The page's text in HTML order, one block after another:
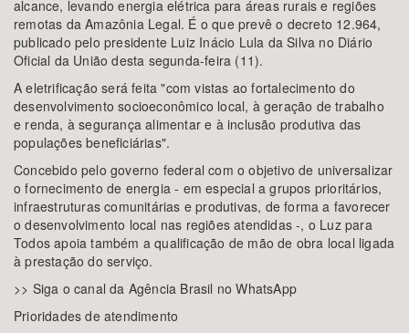
Área de Levantamento
alcance, levando energia elétrica para áreas rurais e regiões
remotas da Amazônia Legal. É o que prevê o decreto 12.964,
publicado pelo presidente Luiz Inácio Lula da Silva no Diário
Oficial da União desta segunda-feira (11).
A eletrificação será feita "com vistas ao fortalecimento do
desenvolvimento socioeconômico local, à geração de trabalho
e renda, à segurança alimentar e à inclusão produtiva das
populações beneficiárias".
Concebido pelo governo federal com o objetivo de universalizar
o fornecimento de energia - em especial a grupos prioritários,
infraestruturas comunitárias e produtivas, de forma a favorecer
o desenvolvimento local nas regiões atendidas -, o Luz para
Todos apoia também a qualificação de mão de obra local ligada
à prestação do serviço.
>> Siga o canal da Agência Brasil no WhatsApp
Prioridades de atendimento